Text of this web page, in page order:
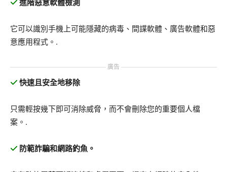
進階惡意軟體檢測
它可以識別手機上可能隱藏的病毒、間諜軟體、廣告軟體和惡
意應用程式。.
廣告
快速且安全地移除
只需輕按幾下即可消除威脅，而不會刪除您的重要個人檔
案。.
防範詐騙和網路釣魚。